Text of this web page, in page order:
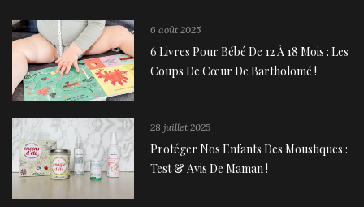
6 août 2025
6 Livres Pour Bébé De 12 À 18 Mois : Les
Coups De Cœur De Bartholomé !
28 juillet 2025
Protéger Nos Enfants Des Moustiques :
Test & Avis De Maman !